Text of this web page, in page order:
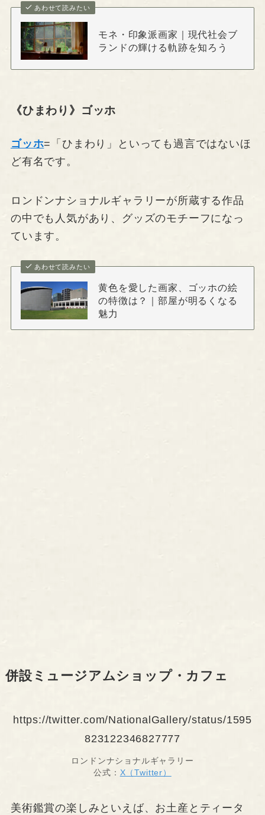
あわせて読みたい
モネ・印象派画家｜現代社会ブ
ランドの輝ける軌跡を知ろう
《ひまわり》ゴッホ
ゴッホ=「ひまわり」といっても過言ではないほ
ど有名です。
ロンドンナショナルギャラリーが所蔵する作品
の中でも人気があり、グッズのモチーフになっ
ています。
あわせて読みたい
黄色を愛した画家、ゴッホの絵
の特徴は？｜部屋が明るくなる
魅力
併設ミュージアムショップ・カフェ
https://twitter.com/NationalGallery/status/1595
823122346827777
ロンドンナショナルギャラリー
公式： X（Twitter）
美術鑑賞の楽しみといえば、お土産とティータ